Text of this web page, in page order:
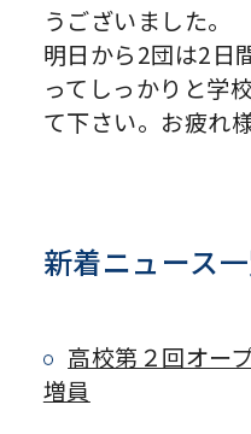
うございました。
明日から2団は2日
ってしっかりと学
て下さい。お疲れ
新着ニュース
高校第２回オー
増員